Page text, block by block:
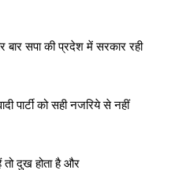
बार सपा की प्रदेश में सरकार रही
पार्टी को सही नजरिये से नहीं
तो दुख होता है और